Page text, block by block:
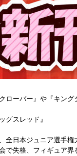
ローバー』や『キン
グスレッド』
全日本ジュニア選手
で失格、フィギュア界